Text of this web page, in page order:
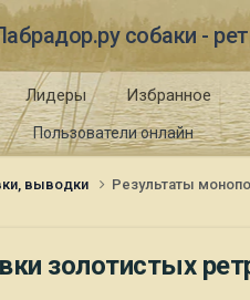
собаки -
Пользователи онлайн
Лидеры Избранное
выводки Результаты
золотистых